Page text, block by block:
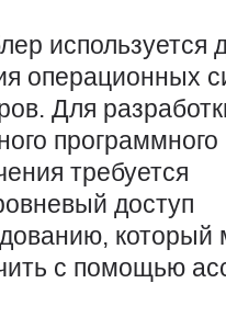
используется
операционных
Для
программного
требуется
доступ
который
с помощью